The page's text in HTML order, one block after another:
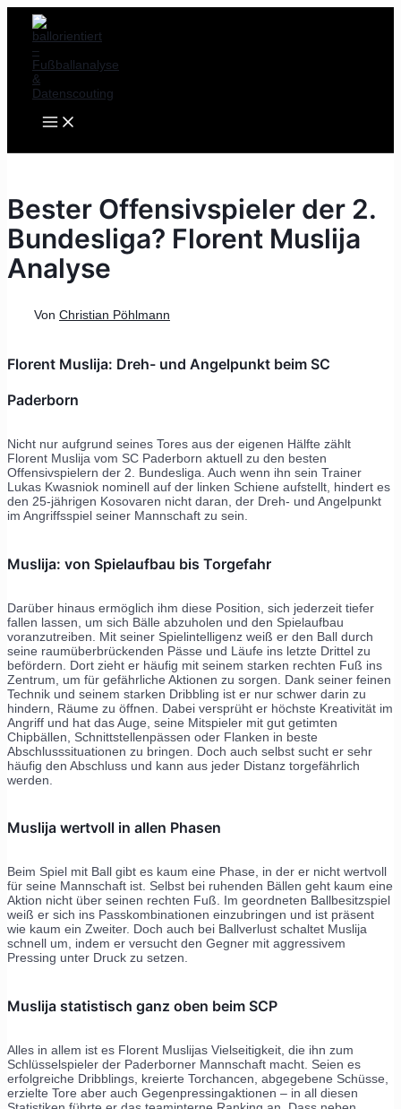
Zum
Inhalt
springen
MENU
Bester Offensivspieler der 2.
Bundesliga? Florent Muslija
Analyse
Von Christian Pöhlmann
Florent Muslija: Dreh- und Angelpunkt beim SC
Paderborn
Nicht nur aufgrund seines Tores aus der eigenen Hälfte zählt
Florent Muslija vom SC Paderborn aktuell zu den besten
Offensivspielern der 2. Bundesliga. Auch wenn ihn sein Trainer
Lukas Kwasniok nominell auf der linken Schiene aufstellt, hindert es
den 25-jährigen Kosovaren nicht daran, der Dreh- und Angelpunkt
im Angriffsspiel seiner Mannschaft zu sein.
Muslija: von Spielaufbau bis Torgefahr
Darüber hinaus ermöglich ihm diese Position, sich jederzeit tiefer
fallen lassen, um sich Bälle abzuholen und den Spielaufbau
voranzutreiben. Mit seiner Spielintelligenz weiß er den Ball durch
seine raumüberbrückenden Pässe und Läufe ins letzte Drittel zu
befördern. Dort zieht er häufig mit seinem starken rechten Fuß ins
Zentrum, um für gefährliche Aktionen zu sorgen. Dank seiner feinen
Technik und seinem starken Dribbling ist er nur schwer darin zu
hindern, Räume zu öffnen. Dabei versprüht er höchste Kreativität im
Angriff und hat das Auge, seine Mitspieler mit gut getimten
Chipbällen, Schnittstellenpässen oder Flanken in beste
Abschlusssituationen zu bringen. Doch auch selbst sucht er sehr
häufig den Abschluss und kann aus jeder Distanz torgefährlich
werden.
Muslija wertvoll in allen Phasen
Beim Spiel mit Ball gibt es kaum eine Phase, in der er nicht wertvoll
für seine Mannschaft ist. Selbst bei ruhenden Bällen geht kaum eine
Aktion nicht über seinen rechten Fuß. Im geordneten Ballbesitzspiel
weiß er sich ins Passkombinationen einzubringen und ist präsent
wie kaum ein Zweiter. Doch auch bei Ballverlust schaltet Muslija
schnell um, indem er versucht den Gegner mit aggressivem
Pressing unter Druck zu setzen.
Muslija statistisch ganz oben beim SCP
Alles in allem ist es Florent Muslijas Vielseitigkeit, die ihn zum
Schlüsselspieler der Paderborner Mannschaft macht. Seien es
erfolgreiche Dribblings, kreierte Torchancen, abgegebene Schüsse,
erzielte Tore aber auch Gegenpressingaktionen – in all diesen
Post
navigation